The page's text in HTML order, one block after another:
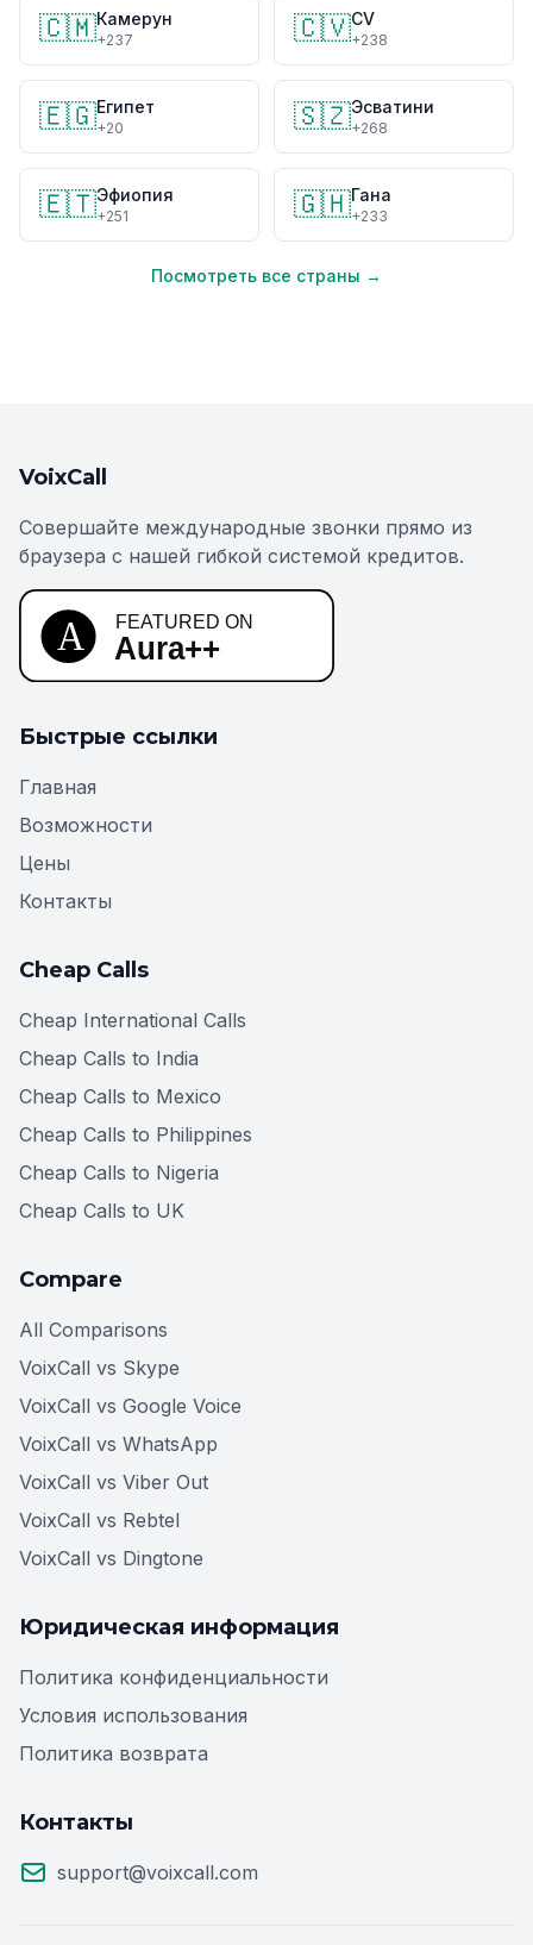
🇨🇲Камерун
+237 🇨🇻CV
+238
🇪🇬Египет
+20 🇸🇿Эсватини
+268
🇪🇹Эфиопия
+251 🇬🇭Гана
+233
Посмотреть все страны →
VoixCall
Совершайте международные звонки прямо из
браузера с нашей гибкой системой кредитов.
Быстрые ссылки
Главная
Возможности
Цены
Контакты
Cheap Calls
Cheap International Calls
Cheap Calls to India
Cheap Calls to Mexico
Cheap Calls to Philippines
Cheap Calls to Nigeria
Cheap Calls to UK
Compare
All Comparisons
VoixCall vs Skype
VoixCall vs Google Voice
VoixCall vs WhatsApp
VoixCall vs Viber Out
VoixCall vs Rebtel
VoixCall vs Dingtone
Юридическая информация
Политика конфиденциальности
Условия использования
Политика возврата
Контакты
support@voixcall.com